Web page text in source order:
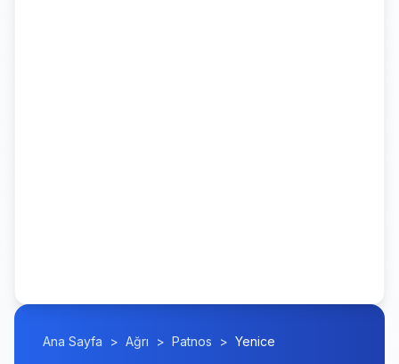
Ana Sayfa > Ağrı > Patnos > Yenice